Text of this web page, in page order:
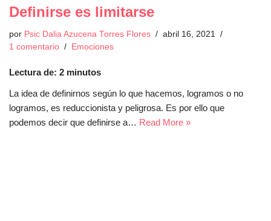
Definirse es limitarse
por Psic Dalia Azucena Torres Flores
abril 16, 2021
1 comentario
Emociones
Lectura de: 2 minutos
La idea de definirnos según lo que hacemos, logramos o no
logramos, es reduccionista y peligrosa. Es por ello que
podemos decir que definirse a… Read More »